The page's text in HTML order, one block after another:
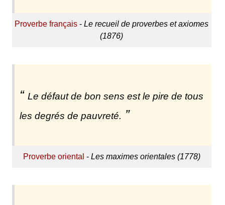
Proverbe français -Le recueil de proverbes et axiomes
(1876)
Le défaut de bon sens est le pire de tous
les degrés de pauvreté.
Proverbe oriental - Les maximes orientales (1778)